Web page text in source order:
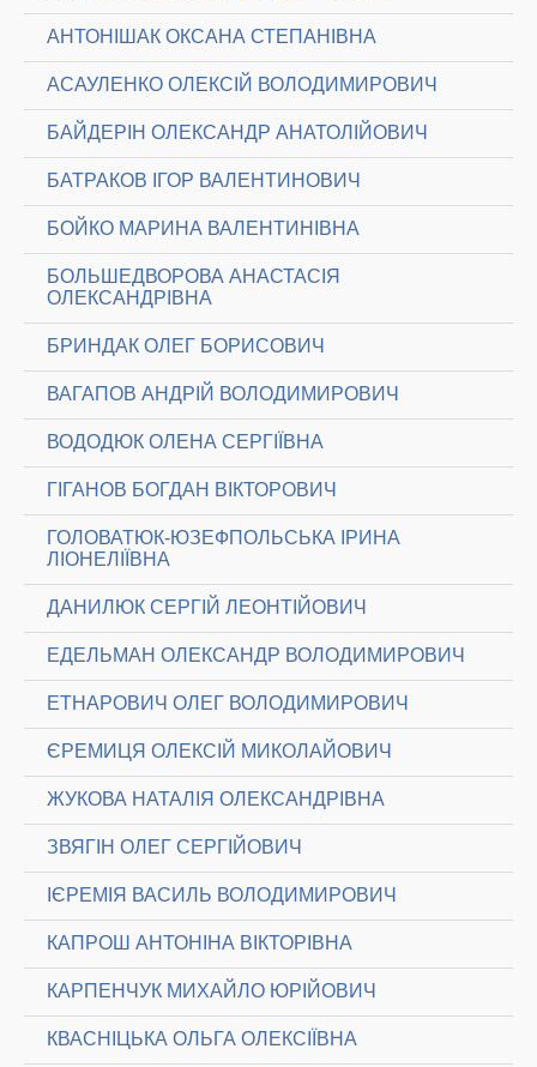
АНТОНІШАК ОКСАНА СТЕПАНІВНА
АСАУЛЕНКО ОЛЕКСІЙ ВОЛОДИМИРОВИЧ
БАЙДЕРІН ОЛЕКСАНДР АНАТОЛІЙОВИЧ
БАТРАКОВ ІГОР ВАЛЕНТИНОВИЧ
БОЙКО МАРИНА ВАЛЕНТИНІВНА
БОЛЬШЕДВОРОВА АНАСТАСІЯ
ОЛЕКСАНДРІВНА
БРИНДАК ОЛЕГ БОРИСОВИЧ
ВАГАПОВ АНДРІЙ ВОЛОДИМИРОВИЧ
ВОДОДЮК ОЛЕНА СЕРГІЇВНА
ГІГАНОВ БОГДАН ВІКТОРОВИЧ
ГОЛОВАТЮК-ЮЗЕФПОЛЬСЬКА ІРИНА
ЛІОНЕЛІЇВНА
ДАНИЛЮК СЕРГІЙ ЛЕОНТІЙОВИЧ
ЕДЕЛЬМАН ОЛЕКСАНДР ВОЛОДИМИРОВИЧ
ЕТНАРОВИЧ ОЛЕГ ВОЛОДИМИРОВИЧ
ЄРЕМИЦЯ ОЛЕКСІЙ МИКОЛАЙОВИЧ
ЖУКОВА НАТАЛІЯ ОЛЕКСАНДРІВНА
ЗВЯГІН ОЛЕГ СЕРГІЙОВИЧ
ІЄРЕМІЯ ВАСИЛЬ ВОЛОДИМИРОВИЧ
КАПРОШ АНТОНІНА ВІКТОРІВНА
КАРПЕНЧУК МИХАЙЛО ЮРІЙОВИЧ
КВАСНІЦЬКА ОЛЬГА ОЛЕКСІЇВНА